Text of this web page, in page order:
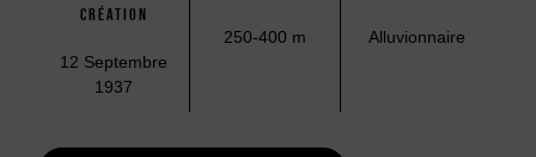
CRÉATION
12 Septembre
1937
250-400 m Alluvionnaire